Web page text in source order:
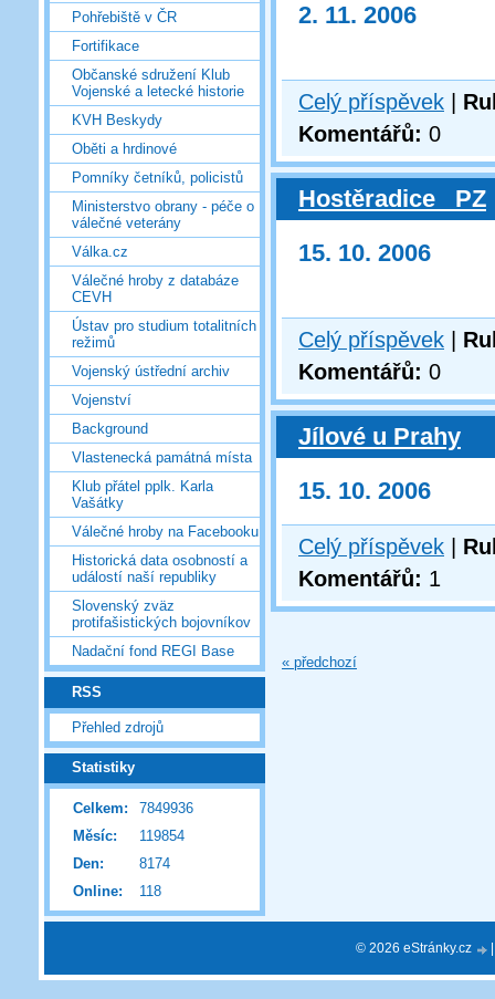
Pohřebiště v ČR
Fortifikace
Občanské sdružení Klub
Vojenské a letecké historie
KVH Beskydy
Oběti a hrdinové
Pomníky četníků, policistů
Ministerstvo obrany - péče o
válečné veterány
Válka.cz
Válečné hroby z databáze
CEVH
Ústav pro studium totalitních
režimů
Vojenský ústřední archiv
Vojenství
Background
Vlastenecká památná místa
Klub přátel pplk. Karla
Vašátky
Válečné hroby na Facebooku
Historická data osobností a
událostí naší republiky
Slovenský zväz
protifašistických bojovníkov
Nadační fond REGI Base
RSS
Přehled zdrojů
Statistiky
Online: 118
Celkem:
7849936
Měsíc:
119854
Den:
8174
2. 11. 2006
Celý příspěvek
Komentářů: 0
Hostěradice _PZ
15. 10. 2006
Celý příspěvek
Komentářů: 0
Jílové u Prahy
15. 10. 2006
Celý příspěvek
Komentářů: 1
« předchozí
© 2026 eStránky.cz